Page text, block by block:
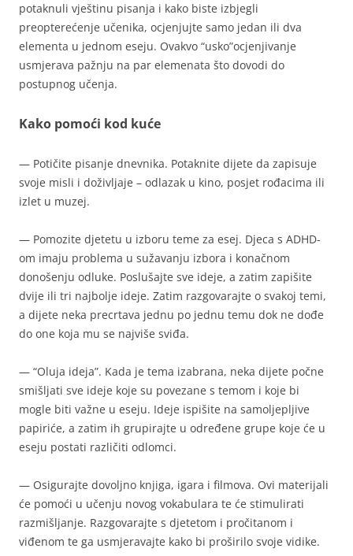
potaknuli vještinu pisanja i kako biste izbjegli
preopterećenje učenika, ocjenjujte samo jedan ili dva
elementa u jednom eseju. Ovakvo “usko”ocjenjivanje
usmjerava pažnju na par elemenata što dovodi do
postupnog učenja.
Kako pomoći kod kuće
— Potičite pisanje dnevnika. Potaknite dijete da zapisuje
svoje misli i doživljaje – odlazak u kino, posjet rođacima ili
izlet u muzej.
— Pomozite djetetu u izboru teme za esej. Djeca s ADHD-
om imaju problema u sužavanju izbora i konačnom
donošenju odluke. Poslušajte sve ideje, a zatim zapišite
dvije ili tri najbolje ideje. Zatim razgovarajte o svakoj temi,
a dijete neka precrtava jednu po jednu temu dok ne dođe
do one koja mu se najviše sviđa.
— “Oluja ideja”. Kada je tema izabrana, neka dijete počne
smišljati sve ideje koje su povezane s temom i koje bi
mogle biti važne u eseju. Ideje ispišite na samoljepljive
papiriće, a zatim ih grupirajte u određene grupe koje će u
eseju postati različiti odlomci.
— Osigurajte dovoljno knjiga, igara i filmova. Ovi materijali
će pomoći u učenju novog vokabulara te će stimulirati
razmišljanje. Razgovarajte s djetetom i pročitanom i
viđenom te ga usmjeravajte kako bi proširilo svoje vidike.